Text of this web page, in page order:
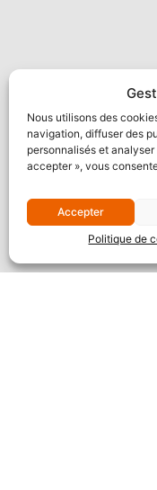
Nous utilisons des
navigation, diffuser des
personnalisés et
accepter », vous
Accepter
Politique de